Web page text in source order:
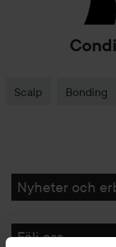
Scalp Bonding
HOPPA TILL
Nyheter och
Följ oss